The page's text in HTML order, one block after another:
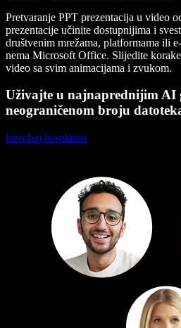
Pretvaranje PPT prezentacija u video
prezentacije učinite dostupnijima i
društvenim mrežama, platformama ili
nema Microsoft Office. Slijedite
video sa svim animacijama i zvukom.
Uživajte u najnaprednijim AI
neograničenom broju
Isprobaj besplatno